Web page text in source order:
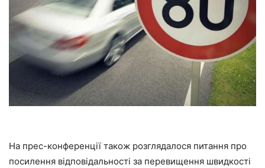
На прес-конференції також розглядалося питання про
посилення відповідальності за перевищення швидкості